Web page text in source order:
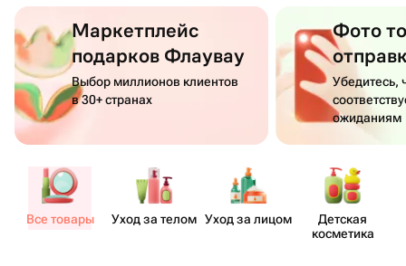
Маркетплейс
подарков Флаувау
Выбор миллионов клиентов
в 30+ странах
Фото
Убедитесь,
ожиданиям
Все товары Уход за телом Уход за лицом
Детская
косметика